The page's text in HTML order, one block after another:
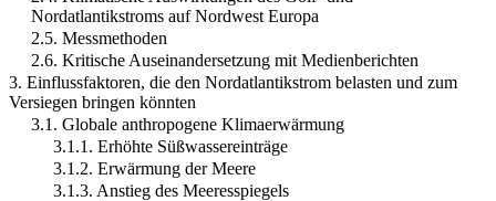
Nordatlantikstroms auf Nordwest Europa
2.5. Messmethoden
2.6. Kritische Auseinandersetzung mit Medienberichten
3. Einflussfaktoren, die den Nordatlantikstrom belasten und zum
Versiegen bringen könnten
3.1. Globale anthropogene Klimaerwärmung
3.1.1. Erhöhte Süßwassereinträge
3.1.2. Erwärmung der Meere
3.1.3. Anstieg des Meeresspiegels